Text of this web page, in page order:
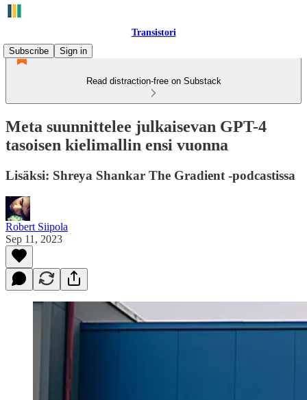
Transistori
Subscribe
Sign in
Read distraction-free on Substack
Meta suunnittelee julkaisevan GPT-4
tasoisen kielimallin ensi vuonna
Lisäksi: Shreya Shankar The Gradient -podcastissa
Robert Siipola
Sep 11, 2023